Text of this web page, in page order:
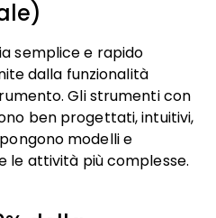
semplice e rapido
dalla funzionalità
Gli strumenti con
ben progettati, intuitivi,
modelli e
le attività più complesse.